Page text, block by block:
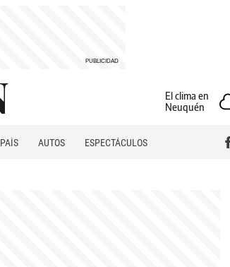
El clima en
Neuquén
PAÍS AUTOS
ESPECTÁCULOS